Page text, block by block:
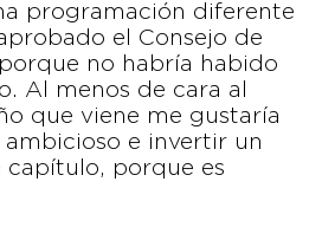
programación diferente
el Consejo de
no habría habido
Al menos de cara al
que viene me gustaría
e invertir un
capítulo, porque es